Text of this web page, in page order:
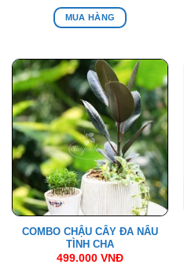
MUA HÀNG
COMBO CHẬU CÂY ĐA NÂU
TÌNH CHA
499.000 VNĐ